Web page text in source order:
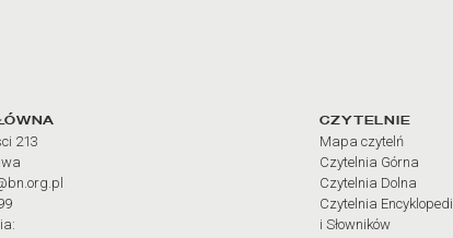
godziny otwarcia
213
Linki do
CZYTELNIE
Mapa czytelń
Czytelnia Górna
Czytelnia Dolna
Czytelnia
i Słowników